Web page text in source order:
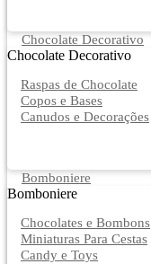
Chocolate Decorativo
Chocolate Decorativo
Raspas de Chocolate
Copos e Bases
Canudos e Decorações
Bomboniere
Bomboniere
Chocolates e Bombons
Miniaturas Para Cestas
Candy e Toys